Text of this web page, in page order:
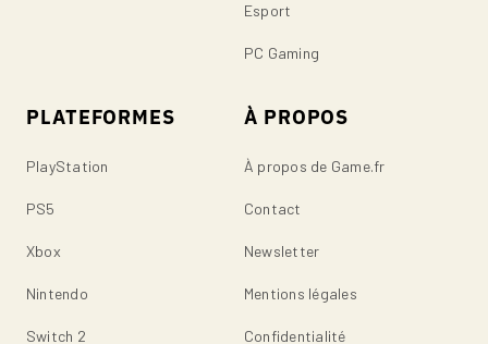
Esport
PC Gaming
PLATEFORMES
PlayStation
PS5
Xbox
Nintendo
Switch 2
À PROPOS
À propos de Game.fr
Contact
Newsletter
Mentions légales
Confidentialité